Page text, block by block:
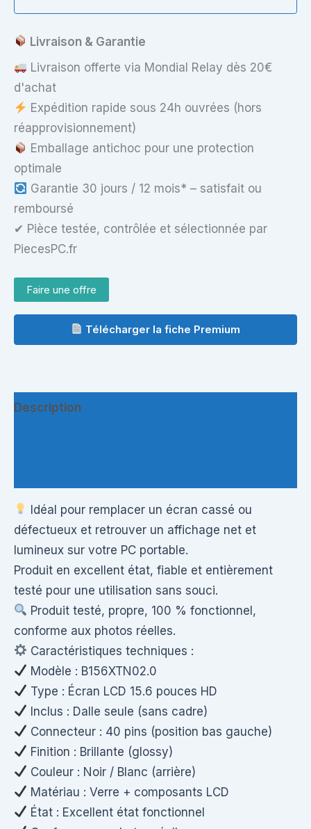
bas
gauche
–
Brillant
Livraison & Garantie
Livraison offerte via Mondial Relay dès 20€
d'achat
Expédition rapide sous 24h ouvrées (hors
réapprovisionnement)
Emballage antichoc pour une protection
optimale
Garantie 30 jours / 12 mois* – satisfait ou
remboursé
✔ Pièce testée, contrôlée et sélectionnée par
PiecesPC.fr
Faire une offre
Télécharger la fiche Premium
Description
Idéal pour remplacer un écran cassé ou
défectueux et retrouver un affichage net et
lumineux sur votre PC portable.
Produit en excellent état, fiable et entièrement
testé pour une utilisation sans souci.
Produit testé, propre, 100 % fonctionnel,
conforme aux photos réelles.
Caractéristiques techniques :
Modèle : B156XTN02.0
Type : Écran LCD 15.6 pouces HD
Inclus : Dalle seule (sans cadre)
Connecteur : 40 pins (position bas gauche)
Finition : Brillante (glossy)
Couleur : Noir / Blanc (arrière)
Matériau : Verre + composants LCD
État : Excellent état fonctionnel